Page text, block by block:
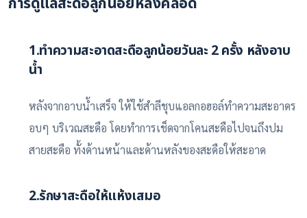
1.ทำความสะอาดสะดือลูกน้อยวันละ 2 ครั้ง หลังอาบ
น้ำ
หลังจากอาบน้ำเสร็จ ให้ใช้สำลีชุบแอลกอฮอล์ทำความสะอาดร
อบๆ บริเวณสะดือ โดยทำการเช็ดจากโคนสะดือไปจนถึงปม
สายสะดือ ทั้งด้านหน้าและด้านหลังของสะดือให้สะอาด
2.รักษาสะดือให้แห้งเสมอ